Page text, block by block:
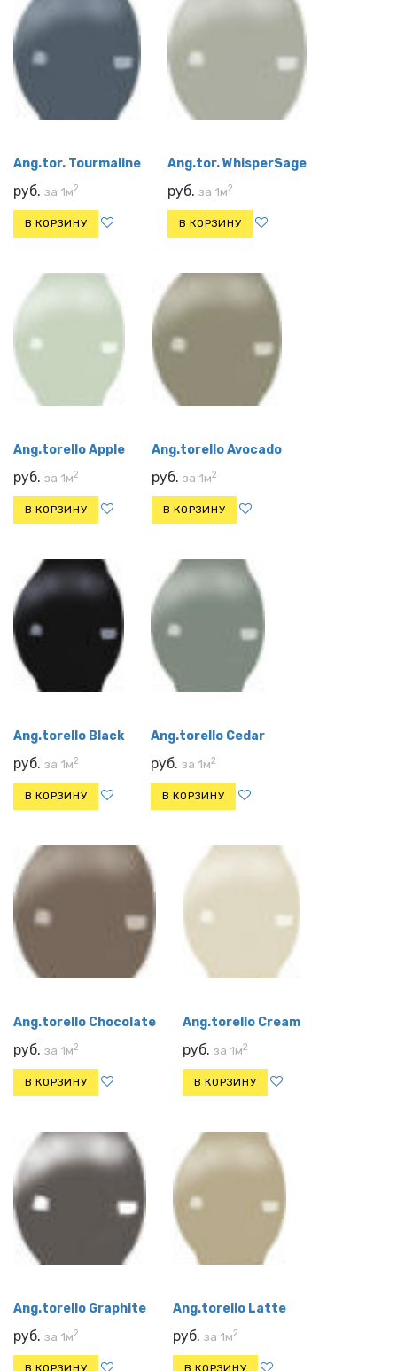
Ang.tor. Tourmaline
руб. за 1м2
В КОРЗИНУ
Ang.tor. WhisperSage
руб. за 1м2
В КОРЗИНУ
Ang.torello Apple
руб. за 1м2
В КОРЗИНУ
Ang.torello Avocado
руб. за 1м2
В КОРЗИНУ
Ang.torello Black
руб. за 1м2
В КОРЗИНУ
Ang.torello Cedar
руб. за 1м2
В КОРЗИНУ
Ang.torello Chocolate
руб. за 1м2
В КОРЗИНУ
Ang.torello Cream
руб. за 1м2
В КОРЗИНУ
Ang.torello Graphite
руб. за 1м2
В КОРЗИНУ
Ang.torello Latte
руб. за 1м2
В КОРЗИНУ